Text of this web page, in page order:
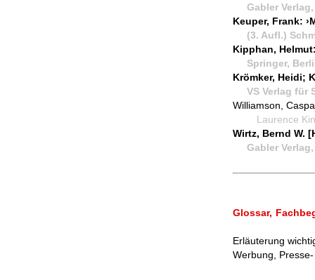
Gabler Verlag,
Keuper, Frank:
(3. Aufl.)
Kipphan,
Springer,
Krömker, Heidi;
VS Verlag für
Williamson,
Laurence King
Wirtz, Bernd W.
Gabler Verlag,
Glossar,
Erläuterung
Werbung,